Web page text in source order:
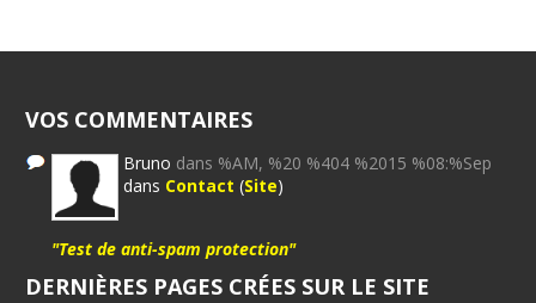
VOS COMMENTAIRES
Bruno dans %AM, %20 %404 %2015 %08:%Sep
dans Contact (Site)
"Test de anti-spam protection"
DERNIÈRES PAGES CRÉES SUR LE SITE